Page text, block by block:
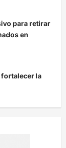
para retirar
en
la